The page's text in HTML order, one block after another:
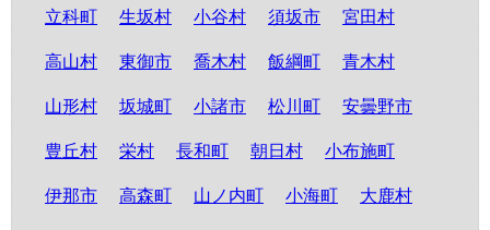
立科町 生坂村 小谷村 須坂市 宮田村
高山村 東御市 喬木村 飯綱町 青木村
山形村 坂城町 小諸市 松川町 安曇野市
豊丘村 栄村 長和町 朝日村 小布施町
伊那市 高森町 山ノ内町 小海町 大鹿村